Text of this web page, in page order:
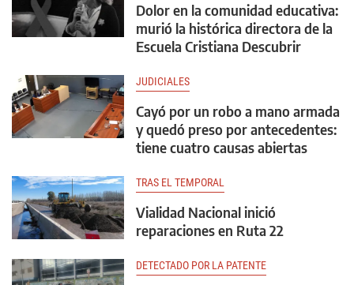
Dolor en la comunidad educativa:
murió la histórica directora de la
Escuela Cristiana Descubrir
JUDICIALES
Cayó por un robo a mano armada
y quedó preso por antecedentes:
tiene cuatro causas abiertas
TRAS EL TEMPORAL
Vialidad Nacional inició
reparaciones en Ruta 22
DETECTADO POR LA PATENTE